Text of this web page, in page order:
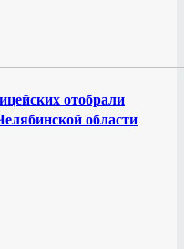
отобрали
области